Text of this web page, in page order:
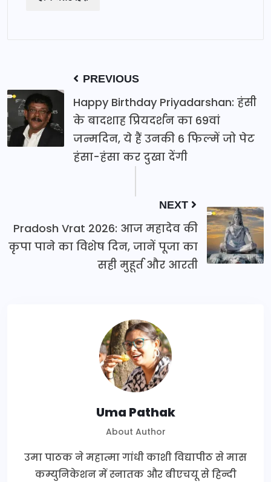
PREVIOUS
Happy Birthday Priyadarshan: हंसी
के बादशाह प्रियदर्शन का 69वां
जन्मदिन, ये हैं उनकी 6 फिल्में जो पेट
हंसा-हंसा कर दुखा देंगी
NEXT
Pradosh Vrat 2026: आज महादेव की
कृपा पाने का विशेष दिन, जानें पूजा का
सही मुहूर्त और आरती
Uma Pathak
About Author
उमा पाठक ने महात्मा गांधी काशी विद्यापीठ से मास
कम्युनिकेशन में स्नातक और बीएचयू से हिन्दी